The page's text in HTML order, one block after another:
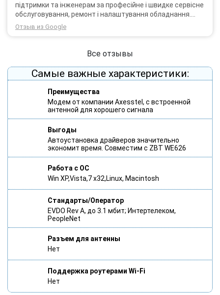
підтримки та інженерам за професійне і швидке сервісне
обслуговування, ремонт і налаштування обладнання.
Через 3 роки після покупки я не шкодую про прийняте
тоді рішення придбати обладнання в компанії 3G star
Отзыв из Google
Все отзывы
Самые важные характеристики:
Преимущества
Модем от компании Axesstel, с встроенной
антенной для хорошего сигнала
Выгоды
Автоустановка драйверов значительно
экономит время. Совместим с ZBT WE626
Работа с ОС
Win XP,Vista,7 x32,Linux, Macintosh
Стандарты/Оператор
EVDO Rev A, до 3.1 мбит; Интертелеком,
PeopleNet
Разъем для антенны
Нет
Поддержка роутерами Wi-Fi
Нет